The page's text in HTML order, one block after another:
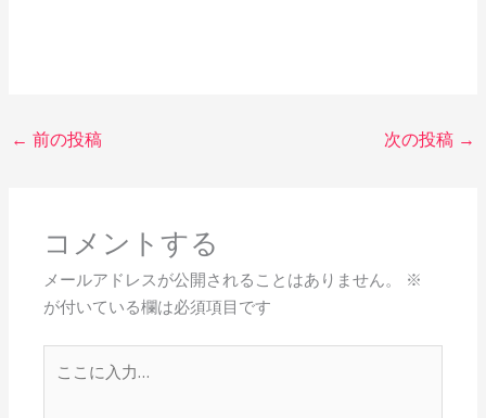
← 前の投稿 次の投稿 →
コメントする
メールアドレスが公開されることはありません。
※
が付いている欄は必須項目です
こ